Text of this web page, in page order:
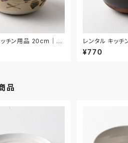
ッチン用品 20cm｜KI
レンタル キッ
W028
¥770
品